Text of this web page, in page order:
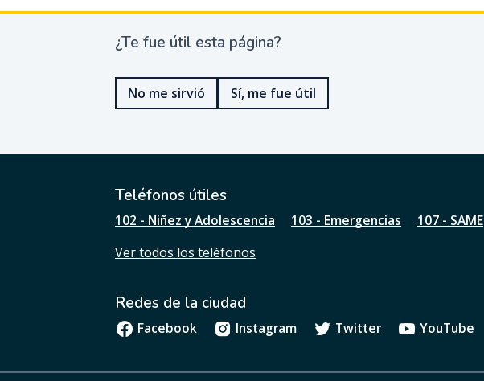
¿
e
u
t
l
s
a
g
i
n
?
¿Te fue útil esta página?
No me sirvió Sí, me fue útil
Teléfonos útiles
102 - Niñez y Adolescencia 103 - Emergencias 107 - SAME
Ver todos los teléfonos
Redes de la ciudad
Facebook Instagram Twitter YouTube